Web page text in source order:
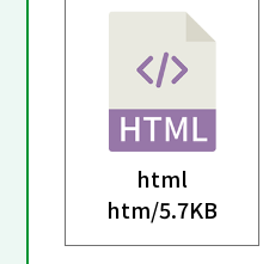
html
htm/5.7KB